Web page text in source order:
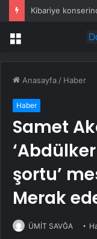
Menü
Anasayfa / Haber
Haber
Samet
şortu’
Merak
ÜMİT SAVĞA